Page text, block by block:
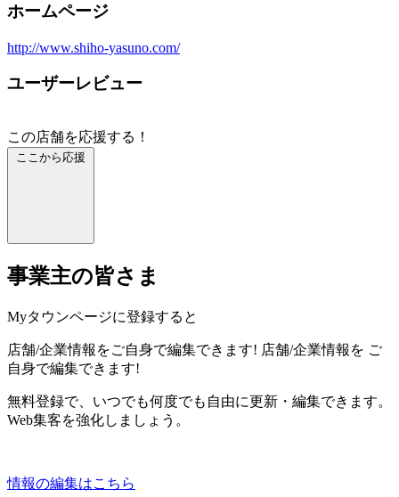
ホームページ
http://www.shiho-yasuno.com/
ユーザーレビュー
この店舗を応援する！
ここから応援
事業主の皆さま
Myタウンページに登録すると
店舗/企業情報をご自身で編集できます! 店舗/企業情報を ご
自身で編集できます!
無料登録で、いつでも何度でも自由に更新・編集できます。
Web集客を強化しましょう。
情報の編集はこちら